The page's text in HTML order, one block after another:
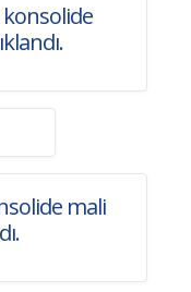
konsolide
mali